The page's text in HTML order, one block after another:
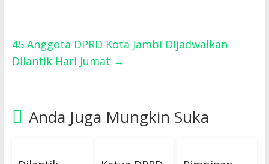
45 Anggota DPRD Kota Jambi Dijadwalkan
Dilantik Hari Jumat →
Anda Juga Mungkin Suka